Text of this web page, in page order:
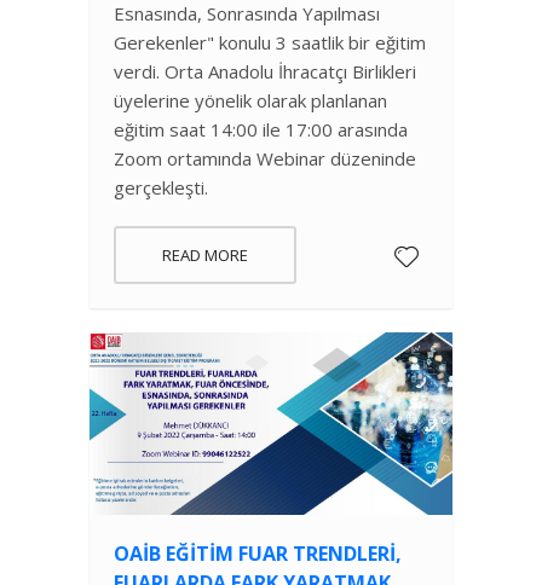
Esnasında, Sonrasında Yapılması
Gerekenler" konulu 3 saatlik bir eğitim
verdi. Orta Anadolu İhracatçı Birlikleri
üyelerine yönelik olarak planlanan
eğitim saat 14:00 ile 17:00 arasında
Zoom ortamında Webinar düzeninde
gerçekleşti.
READ MORE
OAİB EĞITIM FUAR TRENDLERI,